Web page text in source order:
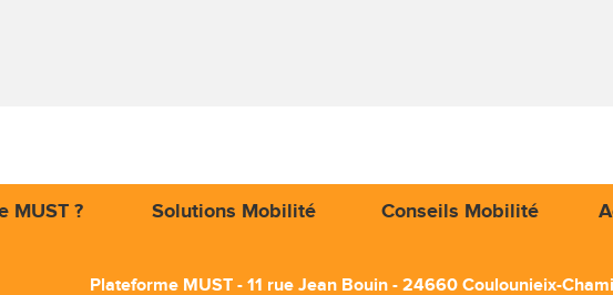
MUST ? Solutions Mobilité Conseils Mobilité
Plateforme MUST - 11 rue Jean Bouin - 24660 Coulounieix-